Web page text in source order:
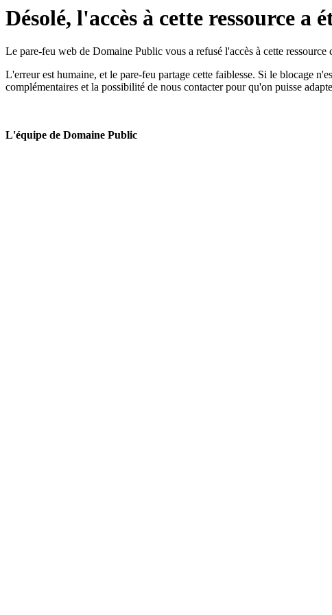
Désolé, l'accès à cette ressource a
Le pare-feu web de Domaine Public vous a refusé l'accès à cette
L'erreur est humaine, et le pare-feu partage cette faiblesse. Si le blocage
complémentaires et la possibilité de nous contacter pour qu'on puisse
L'équipe de Domaine Public